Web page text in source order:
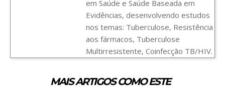
em Saúde e Saúde Baseada em
Evidências, desenvolvendo estudos
nos temas: Tuberculose, Resistência
aos fármacos, Tuberculose
Multirresistente, Coinfecção TB/HIV.
MAIS ARTIGOS COMO ESTE